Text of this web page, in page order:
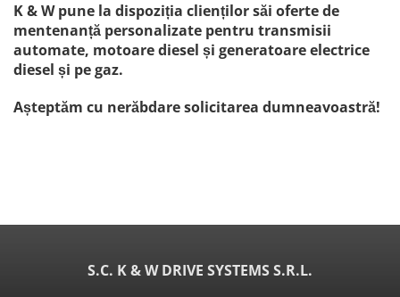
K & W pune la dispoziția clienților săi oferte de
mentenanță personalizate pentru transmisii
automate, motoare diesel și generatoare electrice
diesel și pe gaz.
Așteptăm cu nerăbdare solicitarea dumneavoastră!
S.C. K & W DRIVE SYSTEMS S.R.L.